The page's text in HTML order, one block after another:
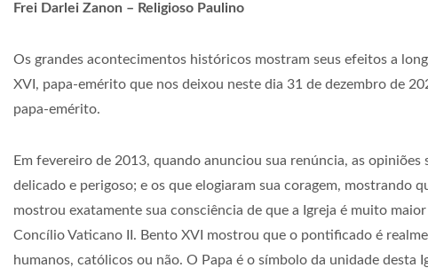
Frei Darlei Zanon – Religioso Paulino
Os grandes acontecimentos históricos mostram seus efeitos a
XVI, papa-emérito que nos deixou neste dia 31 de dezembro de
papa-emérito.
Em fevereiro de 2013, quando anunciou sua renúncia, as
delicado e perigoso; e os que elogiaram sua coragem, mostrando
mostrou exatamente sua consciência de que a Igreja é muito
Concílio Vaticano II. Bento XVI mostrou que o pontificado é
humanos, católicos ou não. O Papa é o símbolo da unidade